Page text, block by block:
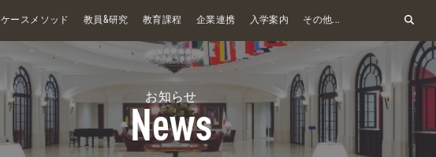
ケースメソッド 教員&研究 教育課程 企業連携 入学案内 その他...
お知らせ
News